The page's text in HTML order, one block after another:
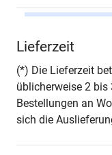
Seiten
Lieferzeit
(*) Die Lieferzeit
üblicherweise 2 bis
Bestellungen an
sich die